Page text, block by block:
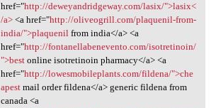
href="http://deweyandridgeway.com/lasix/">lasix<
/a><a href="http://oliveogrill.com/plaquenil-from-
india/">plaquenilfrom india</a> <a
href="http://fontanellabenevento.com/isotretinoin/
">bestonline isotretinoin pharmacy</a> <a
href="http://lowesmobileplants.com/fildena/">che
apestmail order fildena</a> generic fildena from
canada <a